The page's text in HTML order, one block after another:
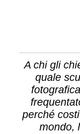
A chi gli
quale
perché
mondo,